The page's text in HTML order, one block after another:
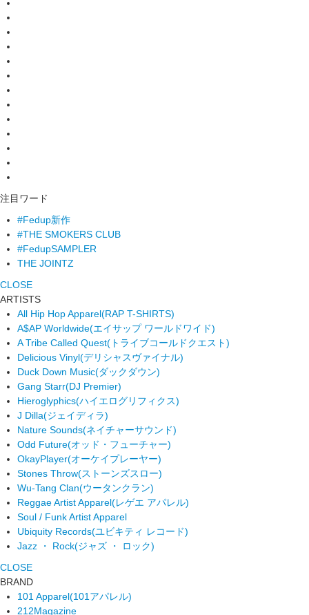
注目ワード
#Fedup新作
#THE SMOKERS CLUB
#FedupSAMPLER
THE JOINTZ
CLOSE
ARTISTS
All Hip Hop Apparel(RAP T-SHIRTS)
A$AP Worldwide(エイサップ ワールドワイド)
A Tribe Called Quest(トライブコールドクエスト)
Delicious Vinyl(デリシャスヴァイナル)
Duck Down Music(ダックダウン)
Gang Starr(DJ Premier)
Hieroglyphics(ハイエログリフィクス)
J Dilla(ジェイディラ)
Nature Sounds(ネイチャーサウンド)
Odd Future(オッド・フューチャー)
OkayPlayer(オーケイプレーヤー)
Stones Throw(ストーンズスロー)
Wu-Tang Clan(ウータンクラン)
Reggae Artist Apparel(レゲエ アパレル)
Soul / Funk Artist Apparel
Ubiquity Records(ユビキティ レコード)
Jazz ・ Rock(ジャズ ・ ロック)
CLOSE
BRAND
101 Apparel(101アパレル)
212Magazine